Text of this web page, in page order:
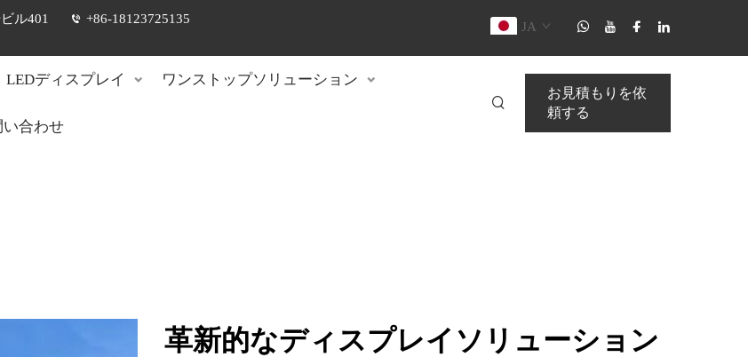
ル401
+86-18123725135
JA
LEDディスプレイ ワンストップソリューション
い合わせ
お見積もりを依
頼する
革新的なディスプレイソリューション